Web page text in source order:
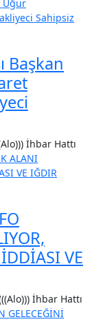
Başkan
İhbar Hattı
VE
İhbar Hattı